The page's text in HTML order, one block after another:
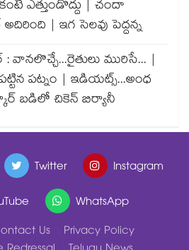
ఎత్తుండొద్దు | చందా
| ఇగ సెలవు పెద్దన్న
: వానలొచ్చే...రైతులు మురిసే... |
పట్నం | ఇడియట్స్...అంధ
బడిలో చికెన్ బిర్యానీ
Twitter
Instagram
WhatsApp
Us
Privacy Policy